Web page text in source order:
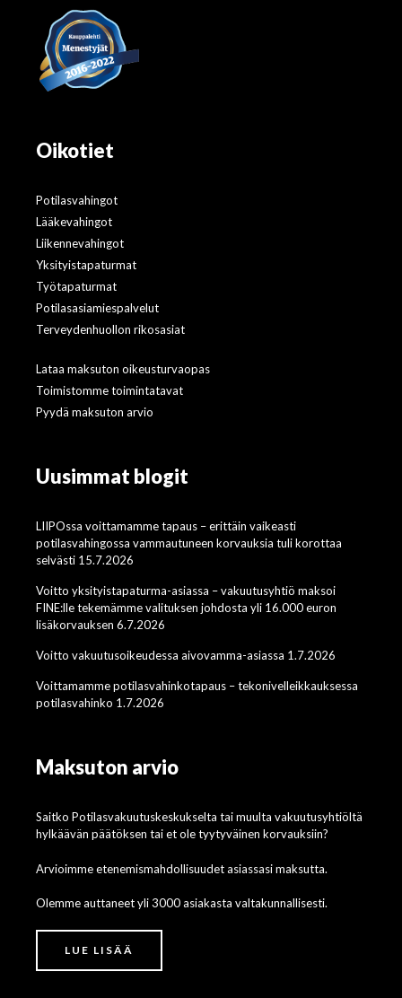
Oikotiet
Potilasvahingot
Lääkevahingot
Liikennevahingot
Yksityistapaturmat
Työtapaturmat
Potilasasiamiespalvelut
Terveydenhuollon rikosasiat
Lataa maksuton oikeusturvaopas
Toimistomme toimintatavat
Pyydä maksuton arvio
Uusimmat blogit
LIIPOssa voittamamme tapaus – erittäin vaikeasti
potilasvahingossa vammautuneen korvauksia tuli korottaa
selvästi 15.7.2026
Voitto yksityistapaturma-asiassa – vakuutusyhtiö maksoi
FINE:lle tekemämme valituksen johdosta yli 16.000 euron
lisäkorvauksen 6.7.2026
Voitto vakuutusoikeudessa aivovamma-asiassa 1.7.2026
Voittamamme potilasvahinkotapaus – tekonivelleikkauksessa
potilasvahinko 1.7.2026
Maksuton arvio
Saitko Potilasvakuutuskeskukselta tai muulta vakuutusyhtiöltä
hylkäävän päätöksen tai et ole tyytyväinen korvauksiin?
Arvioimme etenemismahdollisuudet asiassasi maksutta.
Olemme auttaneet yli 3000 asiakasta valtakunnallisesti.
LUE LISÄÄ